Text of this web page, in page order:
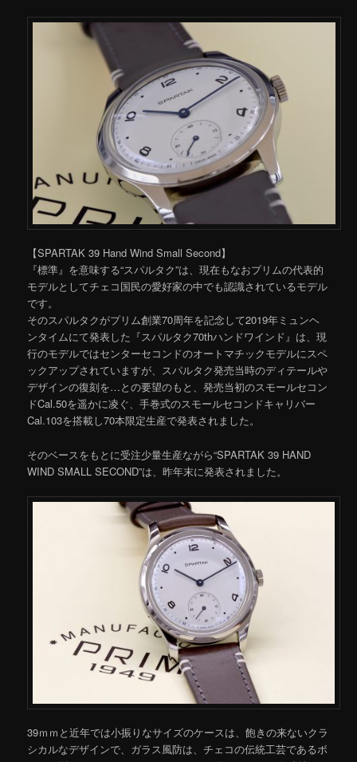
【SPARTAK 39 Hand Wind Small Second】
『標準』を意味する“スパルタク”は、現在もなおプリムの代表的
モデルとしてチェコ国民の愛好家の中でも認識されているモデル
です。
そのスパルタクがプリム創業70周年を記念して2019年ミュンヘ
ンタイムにて発表した『スパルタク70thハンドワインド』は、現
行のモデルではセンターセコンドのオートマチックモデルにスペ
ックアップされていますが、スパルタク発売当時のディテールや
デザインの復刻を…との要望のもと、発売当初のスモールセコン
ドCal.50を遥かに凌ぐ、手巻式のスモールセコンドキャリバー
Cal.103を搭載し70本限定生産で発表されました。
そのベースをもとに受注少量生産ながら“SPARTAK 39 HAND
WIND SMALL SECOND”は、昨年末に発表されました。
39ｍｍと近年では小振りなサイズのケースは、飽きの来ないクラ
シカルなデザインで、ガラス風防は、チェコの伝統工芸であるボ